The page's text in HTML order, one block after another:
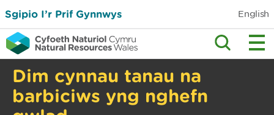
Sgipio I’r Prif Gynnwys English
Dim cynnau tanau na
barbiciws yng nghefn